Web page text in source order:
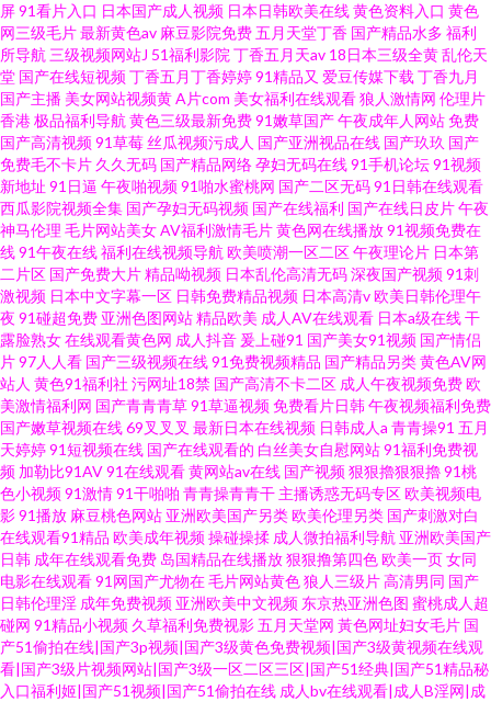
屏91看片入口 日本国产成人视频 日本日韩欧美在线黄色资料入口 黄色
网三级毛片最新黄色av 麻豆影院免费五月天堂丁香 国产精品水多 福利
所导航 三级视频网站J 51福利影院 丁香五月天av 18日本三级全黄乱伦天
堂 国产在线短视频丁香五月丁香婷婷91精品又 爱豆传媒下载 丁香九月
国产主播 美女网站视频黄A片com 美女福利在线观看狼人激情网 伦理片
香港极品福利导航 黄色三级最新免费91嫩草国产午夜成年人网站免费
国产高清视频91草莓丝瓜视频污成人 国产亚洲视品在线 国产玖玖 国产
免费毛不卡片 久久无码 国产精品网络孕妇无码在线91手机论坛91视频
新地址 91日逼 午夜啪视频91啪水蜜桃网 国产二区无码91日韩在线观看
西瓜影院视频全集 国产孕妇无码视频 国产在线福利 国产在线日皮片午夜
神马伦理 毛片网站美女AV福利激情毛片黄色网在线播放91视频免费在
线91午夜在线福利在线视频导航 欧美喷潮一区二区午夜理论片 日本第
二片区 国产免费大片精品呦视频 日本乱伦高清无码深夜国产视频91刺
激视频 日本中文字幕一区 日韩免费精品视频 日本高清v欧美日韩伦理午
夜 91碰超免费 亚洲色图网站精品欧美 成人AV在线观看 日本a级在线干
露脸熟女在线观看黄色网 成人抖音 爰上碰91 国产美女91视频 国产情侣
片97人人看 国产三级视频在线91免费视频精品 国产精品另类黄色AV网
站人 黄色91福利社 污网址18禁 国产高清不卡二区 成人午夜视频免费欧
美激情福利网 国产青青青草91草逼视频免费看片日韩午夜视频福利免费
国产嫩草视频在线69叉叉叉 最新日本在线视频 日韩成人a 青青操91 五月
天婷婷91短视频在线 国产在线观看的 白丝美女自慰网站91福利免费视
频 加勒比91AV91在线观看黄网站av在线 国产视频狠狠擼狠狠擼91桃
色小视频91激情91干啪啪 青青操青青干 主播诱惑无码专区欧美视频电
影91播放 麻豆桃色网站 亚洲欧美国产另类欧美伦理另类 国产刺激对白
在线观看91精品 欧美成年视频操碰操揉 成人微拍福利导航 亚洲欧美国产
日韩 成年在线观看免费 岛国精品在线播放狠狠撸第四色欧美一页女同
电影在线观看91网国产尤物在毛片网站黄色狼人三级片高清男同 国产
日韩伦理淫 成年免费视频 亚洲欧美中文视频 东京热亚洲色图 蜜桃成人超
碰网 91精品小视频 久草福利免费视影五月天堂网 黃色网址妇女毛片 国
产51偷拍在线|国产3p视频|国产3级黄色免费视频|国产3级黄视频在线观
看|国产3级片视频网站|国产3级一区二区三区|国产51经典|国产51精品秘
入口福利姬|国产51视频|国产51偷拍在线 成人bv在线观看|成人B淫网|成